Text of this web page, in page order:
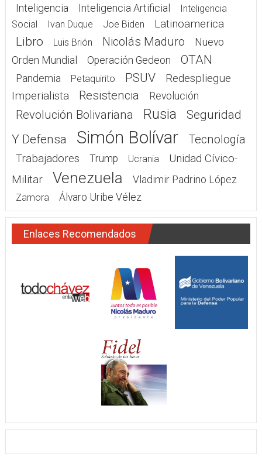
Inteligencia Inteligencia Artificial
Inteligencia
Social
Ivan Duque Joe Biden Latinoamerica
Libro Luis Brión Nicolás Maduro
Nuevo
Orden Mundial
Operación Gedeon OTAN
Pandemia Petaquirito PSUV
Redespliegue
Imperialista
Resistencia Revolución
Revolución Bolivariana Rusia
Seguridad
Y Defensa
Simón Bolívar Tecnología
Trabajadores Trump Ucrania
Unidad Cívico-
Militar
Venezuela Vladimir Padrino López
Zamora Álvaro Uribe Vélez
Enlaces Recomendados